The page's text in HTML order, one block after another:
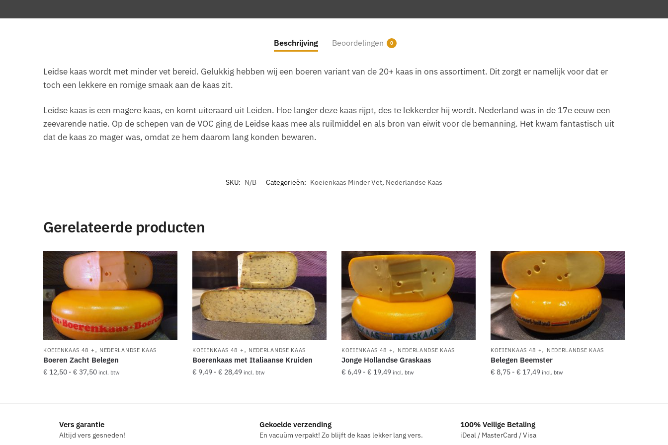
Beschrijving Beoordelingen 0
Leidse kaas wordt met minder vet bereid. Gelukkig hebben wij een boeren variant van de 20+ kaas in ons assortiment. Dit zorgt er namelijk voor dat er
toch een lekkere en romige smaak aan de kaas zit.
Leidse kaas is een magere kaas, en komt uiteraard uit Leiden. Hoe langer deze kaas rijpt, des te lekkerder hij wordt. Nederland was in de 17e eeuw een
zeevarende natie. Op de schepen van de VOC ging de Leidse kaas mee als ruilmiddel en als bron van eiwit voor de bemanning. Het kwam fantastisch uit
dat de kaas zo mager was, omdat ze hem daarom lang konden bewaren.
SKU: N/B Categorieën: Koeienkaas Minder Vet, Nederlandse Kaas
Gerelateerde producten
KOEIENKAAS 48 + , NEDERLANDSE KAAS
Boeren Zacht Belegen
€ 12,50 - € 37,50Prijsklasse:
incl. btw
meerdere
variaties.
KOEIENKAAS 48 + , NEDERLANDSE KAAS
Boerenkaas met Italiaanse Kruiden
€ 9,49 - € 28,49Prijsklasse:
incl. btw
KOEIENKAAS 48 +, NEDERLANDSE KAAS
Jonge Hollandse Graskaas
€ 6,49 - € 19,49Prijsklasse:
incl. btw
variaties.
KOEIENKAAS 48 +, NEDERLANDSE KAAS
Belegen Beemster
€ 8,75 - € 17,49Prijsklasse:
incl. btw
meerdere
variaties.
Vers garantie
Altijd vers gesneden!
Gekoelde verzending
En vacuüm verpakt! Zo blijft de kaas lekker lang vers.
100% Veilige Betaling
iDeal / MasterCard / Visa